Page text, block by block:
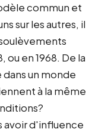
commun et
sur les autres, il
ou en 1968. De la
un monde
à la même
avoir d'influence